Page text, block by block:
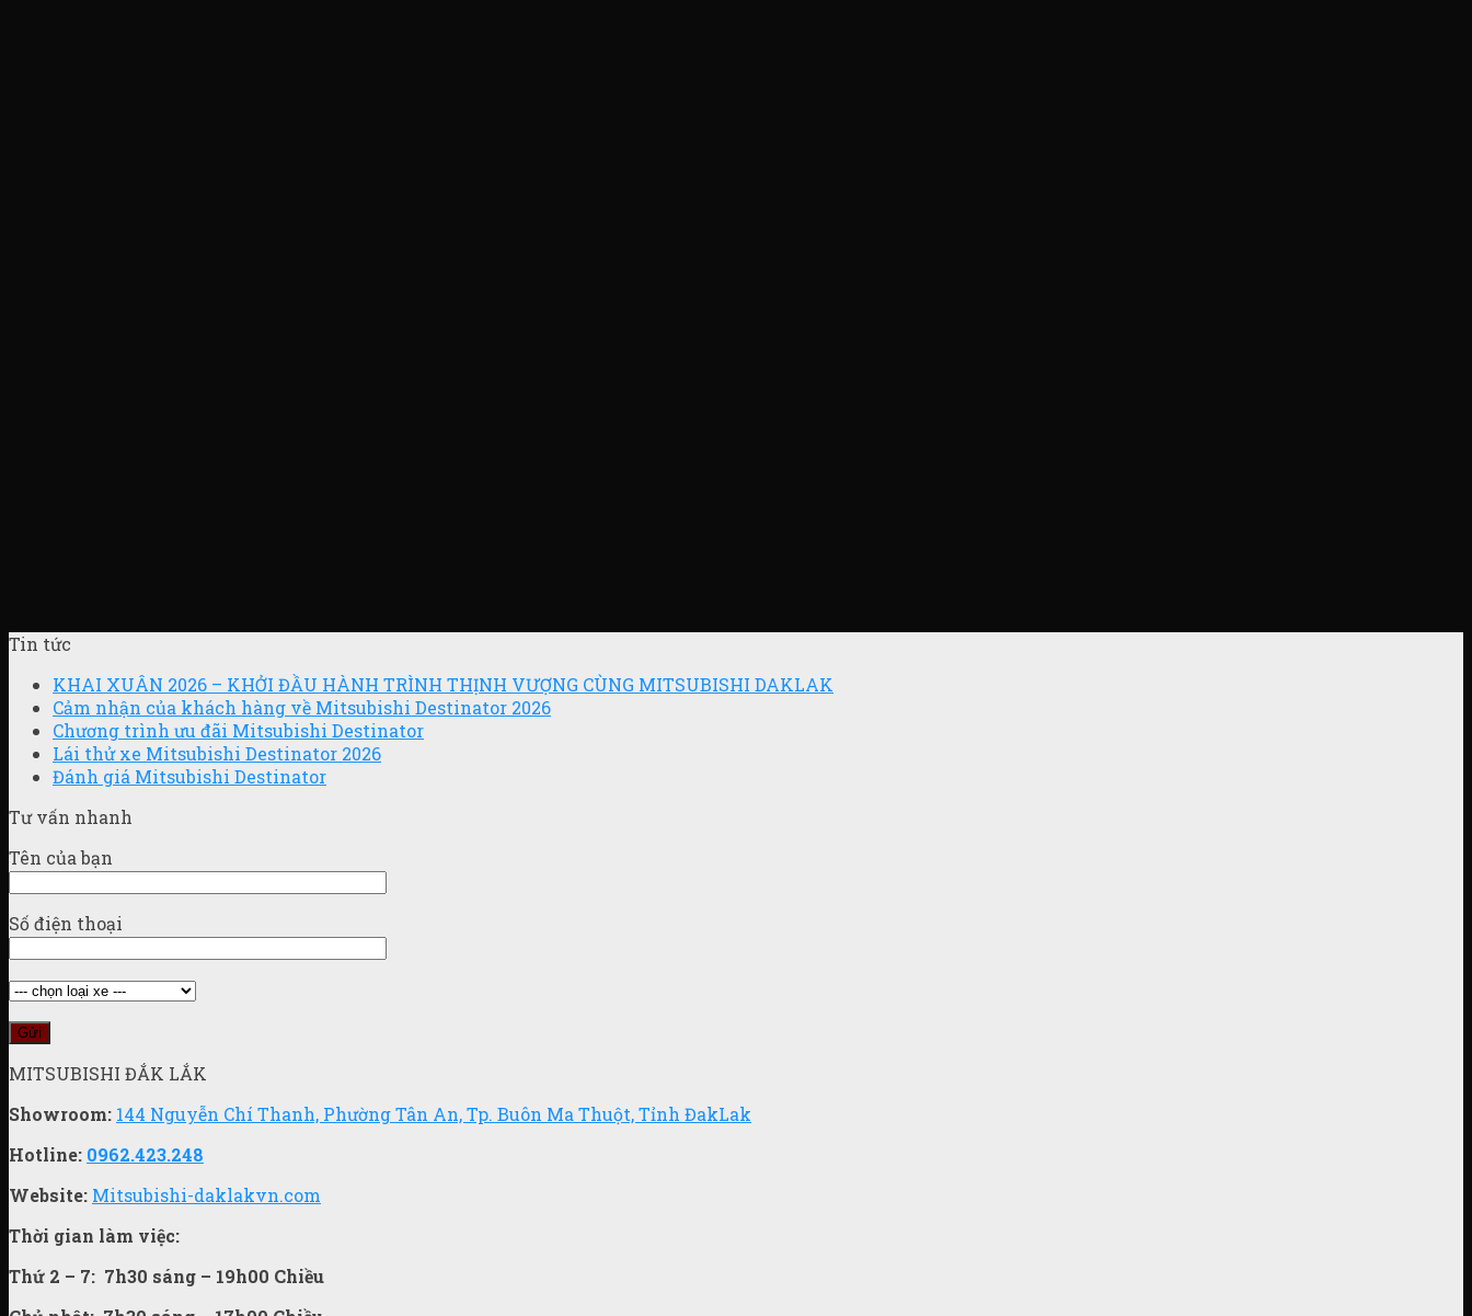
Tin tức
KHAI XUÂN 2026 – KHỞI ĐẦU HÀNH TRÌNH THỊNH VƯỢNG CÙNG MITSUBISHI DAKLAK
Cảm nhận của khách hàng về Mitsubishi Destinator 2026
Chương trình ưu đãi Mitsubishi Destinator
Lái thử xe Mitsubishi Destinator 2026
Đánh giá Mitsubishi Destinator
Tư vấn nhanh
Tên của bạn
Số điện thoại
MITSUBISHI ĐẮK LẮK
Showroom: 144 Nguyễn Chí Thanh, Phường Tân An, Tp. Buôn Ma Thuột, Tỉnh ĐakLak
Hotline: 0962.423.248
Website: Mitsubishi-daklakvn.com
Thời gian làm việc:
Thứ 2 – 7: 7h30 sáng – 19h00 Chiều